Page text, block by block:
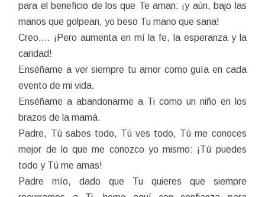
para el beneficio de los que Te aman: ¡y aún, bajo las
manos que golpean, yo beso Tu mano que sana!
Creo,… ¡Pero aumenta en mí la fe, la esperanza y la
caridad!
Enséñame a ver siempre tu amor como guía en cada
evento de mi vida.
Enséñame a abandonarme a Ti como un niño en los
brazos de la mamá.
Padre, Tú sabes todo, Tú ves todo, Tú me conoces
mejor de lo que me conozco yo mismo: ¡Tú puedes
todo y Tú me amas!
Padre mío, dado que Tu quieres que siempre